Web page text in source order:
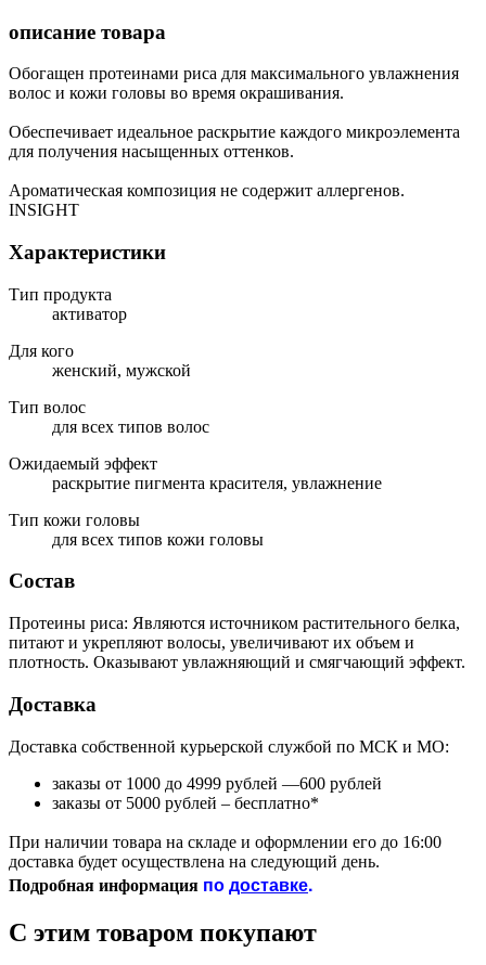
описание товара
Обогащен протеинами риса для максимального увлажнения
волос и кожи головы во время окрашивания.
Обеспечивает идеальное раскрытие каждого микроэлемента
для получения насыщенных оттенков.
Ароматическая композиция не содержит аллергенов.
INSIGHT
Характеристики
Тип продукта
активатор
Для кого
женский, мужской
Тип волос
для всех типов волос
Ожидаемый эффект
раскрытие пигмента красителя, увлажнение
Тип кожи головы
для всех типов кожи головы
Состав
Протеины риса: Являются источником растительного белка,
питают и укрепляют волосы, увеличивают их объем и
плотность. Оказывают увлажняющий и смягчающий эффект.
Доставка
Доставка собственной курьерской службой по МСК и МО:
заказы от 1000 до 4999 рублей —600 рублей
заказы от 5000 рублей – бесплатно*
При наличии товара на складе и оформлении его до 16:00
доставка будет осуществлена на следующий день.
Подробная информация подоставке.
С этим товаром покупают